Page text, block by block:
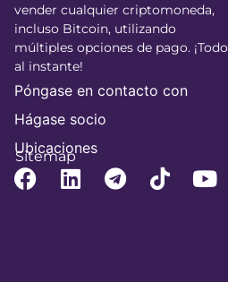
vender cualquier criptomoneda,
incluso Bitcoin, utilizando
múltiples opciones de pago. ¡Todo
al instante!
Póngase en contacto con
Hágase socio
Ubicaciones
Sitemap